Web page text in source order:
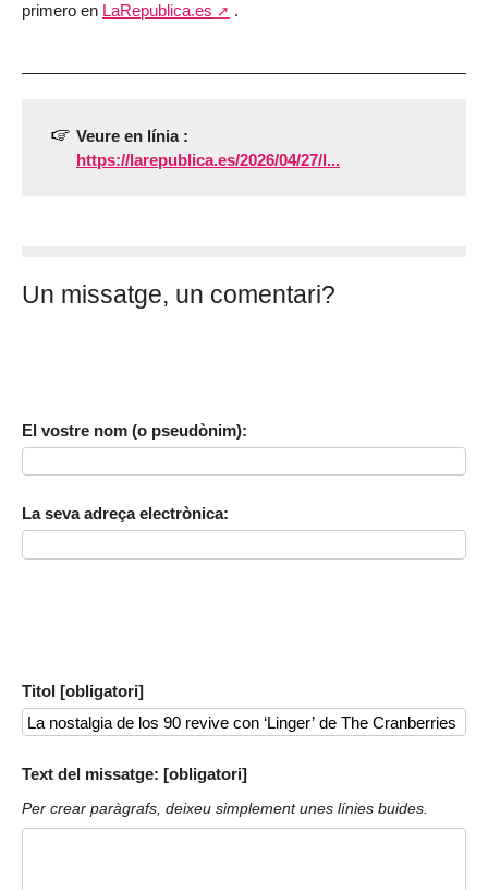
primero en LaRepublica.es .
Veure en línia :
https://larepublica.es/2026/04/27/l...
Un missatge, un comentari?
El vostre nom (o pseudònim):
La seva adreça electrònica:
Titol [obligatori]
Text del missatge: [obligatori]
Per crear paràgrafs, deixeu simplement unes línies buides.